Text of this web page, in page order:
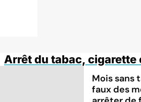
Arrêt du tabac, cigarette
Mois sans
faux des